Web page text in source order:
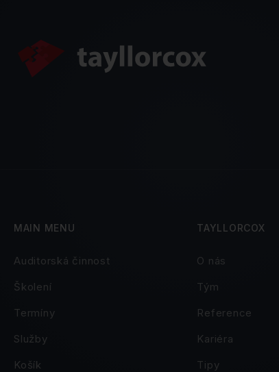
MAIN MENU
Auditorská činnost
Školení
Termíny
Služby
Košík
TAYLLORCOX
O nás
Tým
Reference
Kariéra
Tipy